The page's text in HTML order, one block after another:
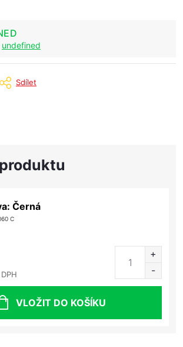
undefined
Sdílet
Černá
C
VLOŽIT DO KOŠÍKU